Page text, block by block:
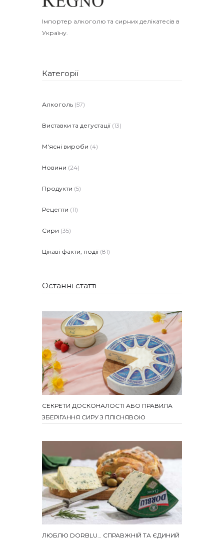
Імпортер алкоголю та сирних делікатесів в
Україну.
Категорії
Алкоголь (57)
Виставки та дегустації (13)
М'ясні вироби (4)
Новини (24)
Продукти (5)
Рецепти (11)
Сири (35)
Цікаві факти, події (81)
Останні статті
СЕКРЕТИ ДОСКОНАЛОСТІ АБО ПРАВИЛА
ЗБЕРІГАННЯ СИРУ З ПЛІСНЯВОЮ
ЛЮБЛЮ DORBLU… СПРАВЖНІЙ ТА ЄДИНИЙ